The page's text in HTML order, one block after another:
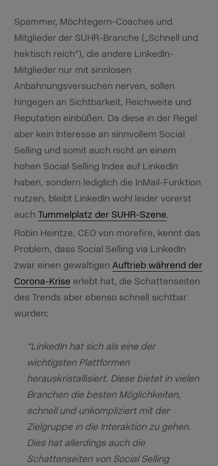
Spammer, Möchtegern-Coaches und
Mitglieder der SUHR-Branche („Schnell und
hektisch reich“), die andere LinkedIn-
Mitglieder nur mit sinnlosen
Anbahnungsversuchen nerven, sollen
hingegen an Sichtbarkeit, Reichweite und
Reputation einbüßen. Da diese in der Regel
aber kein Interesse an sinnvollem Social
Selling und somit auch nicht an einem
hohen Social Selling Index auf LinkedIn
haben, sondern lediglich die InMail-Funktion
nutzen, bleibt LinkedIn wohl leider vorerst
auch Tummelplatz der SUHR-Szene.
Robin Heintze, CEO von morefire, kennt das
Problem, dass Social Selling via LinkedIn
zwar einen gewaltigen Auftrieb während der
Corona-Krise erlebt hat, die Schattenseiten
des Trends aber ebenso schnell sichtbar
wurden:
“LinkedIn hat sich als eine der
wichtigsten Plattformen
herauskristallisiert. Diese bietet in vielen
Branchen die besten Möglichkeiten,
schnell und unkompliziert mit der
Zielgruppe in die Interaktion zu gehen.
Dies hat allerdings auch die
Schattenseiten von Social Selling